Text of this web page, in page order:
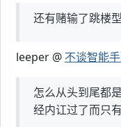
还有赌输了跳楼型
leeper @ 不谈智能
怎么从头到尾都
经内讧过了而只